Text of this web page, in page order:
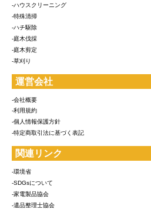
-ハウスクリーニング
-特殊清掃
-ハチ駆除
-庭木伐採
-庭木剪定
-草刈り
運営会社
-会社概要
-利用規約
-個人情報保護方針
-特定商取引法に基づく表記
関連リンク
-環境省
-SDGsについて
-家電製品協会
-遺品整理士協会